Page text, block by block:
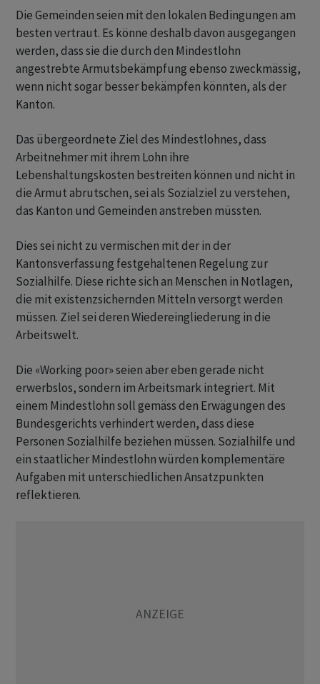
Die Gemeinden seien mit den lokalen Bedingungen am
besten vertraut. Es könne deshalb davon ausgegangen
werden, dass sie die durch den Mindestlohn
angestrebte Armutsbekämpfung ebenso zweckmässig,
wenn nicht sogar besser bekämpfen könnten, als der
Kanton.
Das übergeordnete Ziel des Mindestlohnes, dass
Arbeitnehmer mit ihrem Lohn ihre
Lebenshaltungskosten bestreiten können und nicht in
die Armut abrutschen, sei als Sozialziel zu verstehen,
das Kanton und Gemeinden anstreben müssten.
Dies sei nicht zu vermischen mit der in der
Kantonsverfassung festgehaltenen Regelung zur
Sozialhilfe. Diese richte sich an Menschen in Notlagen,
die mit existenzsichernden Mitteln versorgt werden
müssen. Ziel sei deren Wiedereingliederung in die
Arbeitswelt.
Die «Working poor» seien aber eben gerade nicht
erwerbslos, sondern im Arbeitsmark integriert. Mit
einem Mindestlohn soll gemäss den Erwägungen des
Bundesgerichts verhindert werden, dass diese
Personen Sozialhilfe beziehen müssen. Sozialhilfe und
ein staatlicher Mindestlohn würden komplementäre
Aufgaben mit unterschiedlichen Ansatzpunkten
reflektieren.